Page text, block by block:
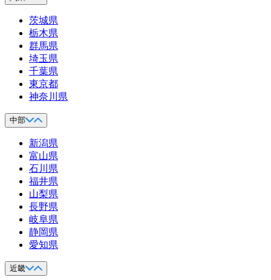
茨城県
栃木県
群馬県
埼玉県
千葉県
東京都
神奈川県
中部
新潟県
富山県
石川県
福井県
山梨県
長野県
岐阜県
静岡県
愛知県
近畿